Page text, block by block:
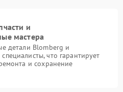
и
мастера
детали Blomberg и
что гарантирует
и сохранение